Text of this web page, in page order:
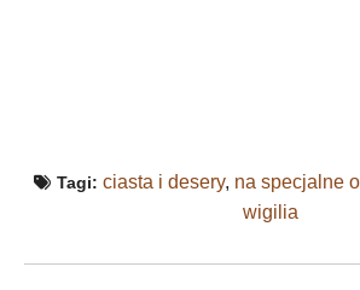
Tagi: ciasta i desery, na specjalne
wigilia